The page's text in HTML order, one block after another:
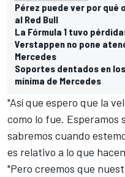
Pérez puede ver por
al Red Bull
La Fórmula 1 tuvo
Verstappen no pone
Mercedes
Soportes dentados en
mínima de Mercedes
"Así que espero que la
como lo fue. Esperamos
sabremos cuando
es relativo a lo que
"Pero creemos que